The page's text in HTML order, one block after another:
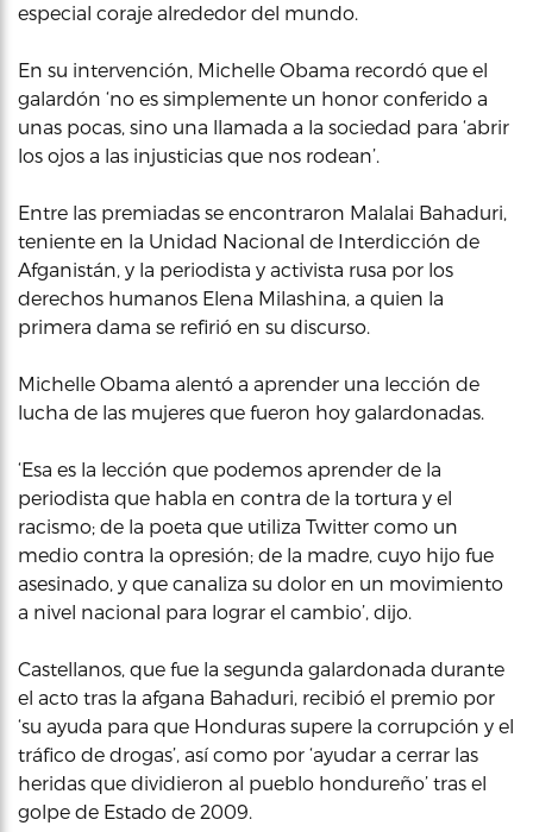
especial coraje alrededor del mundo.
En su intervención, Michelle Obama recordó que el
galardón ‘no es simplemente un honor conferido a
unas pocas, sino una llamada a la sociedad para ‘abrir
los ojos a las injusticias que nos rodean’.
Entre las premiadas se encontraron Malalai Bahaduri,
teniente en la Unidad Nacional de Interdicción de
Afganistán, y la periodista y activista rusa por los
derechos humanos Elena Milashina, a quien la
primera dama se refirió en su discurso.
Michelle Obama alentó a aprender una lección de
lucha de las mujeres que fueron hoy galardonadas.
‘Esa es la lección que podemos aprender de la
periodista que habla en contra de la tortura y el
racismo; de la poeta que utiliza Twitter como un
medio contra la opresión; de la madre, cuyo hijo fue
asesinado, y que canaliza su dolor en un movimiento
a nivel nacional para lograr el cambio’, dijo.
Castellanos, que fue la segunda galardonada durante
el acto tras la afgana Bahaduri, recibió el premio por
‘su ayuda para que Honduras supere la corrupción y el
tráfico de drogas’, así como por ‘ayudar a cerrar las
heridas que dividieron al pueblo hondureño’ tras el
golpe de Estado de 2009.